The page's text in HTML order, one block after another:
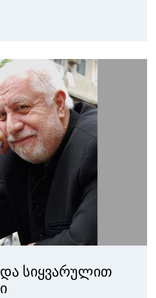
და სიყვარულით